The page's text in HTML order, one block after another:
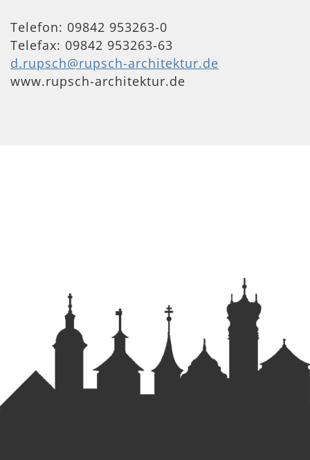
Telefon: 09842 953263-0
Telefax: 09842 953263-63
d.rupsch@rupsch-architektur.de
www.rupsch-architektur.de